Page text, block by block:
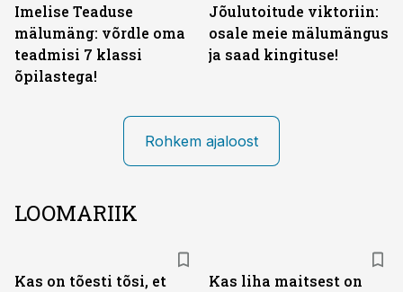
Imelise Teaduse
mälumäng: võrdle oma
teadmisi 7 klassi
õpilastega!
Jõulutoitude viktoriin:
osale meie mälumängus
ja saad kingituse!
Rohkem ajaloost
LOOMARIIK
Kas on tõesti tõsi, et
Kas liha maitsest on